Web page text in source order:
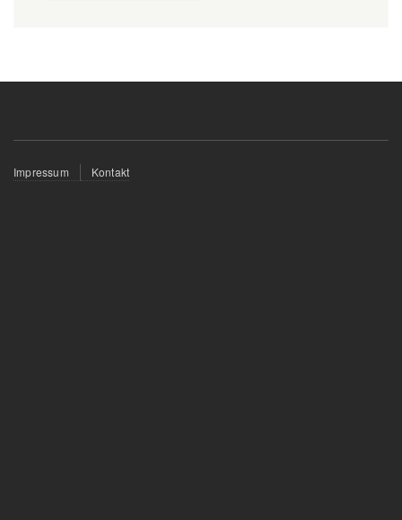
Fußzeilenmenü
Impressum Kontakt